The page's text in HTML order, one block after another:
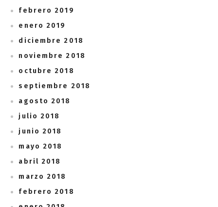
febrero 2019
enero 2019
diciembre 2018
noviembre 2018
octubre 2018
septiembre 2018
agosto 2018
julio 2018
junio 2018
mayo 2018
abril 2018
marzo 2018
febrero 2018